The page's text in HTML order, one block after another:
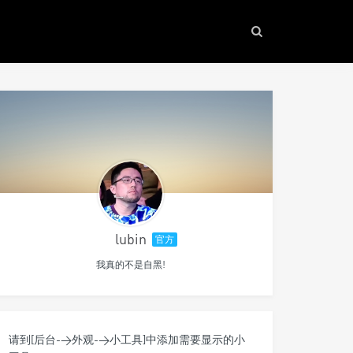
lubin 官方
我真的不是自黑!
请到[后台->外观->小工具]中添加需要显示的小